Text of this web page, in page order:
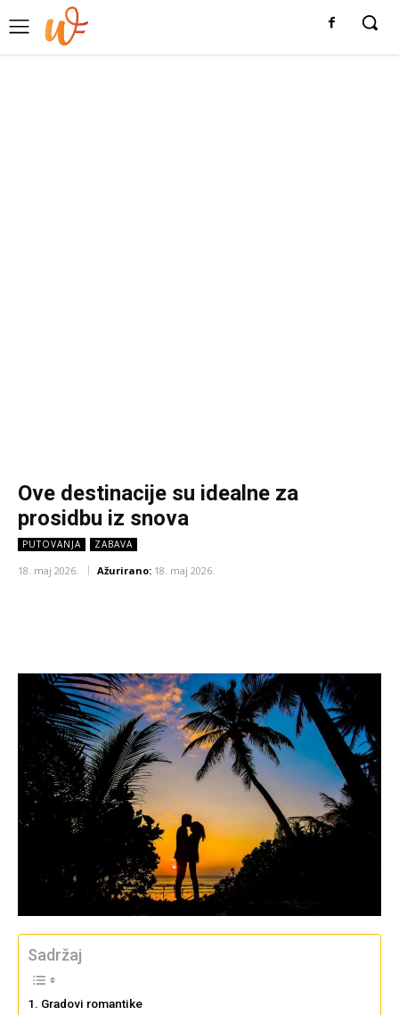
Ove destinacije su idealne za
prosidbu iz snova
PUTOVANJA ZABAVA
18. maj 2026. Ažurirano: 18. maj 2026.
Sadržaj
Gradovi romantike